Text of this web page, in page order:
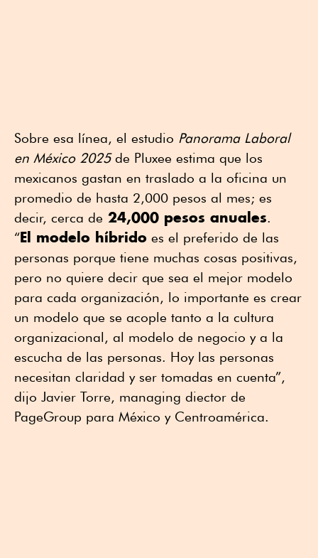
Sobre esa línea, el estudio Panorama Laboral
en México 2025de Pluxee estima que los
mexicanos gastan en traslado a la oficina un
promedio de hasta 2,000 pesos al mes; es
decir, cerca de 24,000 pesos anuales.
“El modelo híbrido es el preferido de las
personas porque tiene muchas cosas positivas,
pero no quiere decir que sea el mejor modelo
para cada organización, lo importante es crear
un modelo que se acople tanto a la cultura
organizacional, al modelo de negocio y a la
escucha de las personas. Hoy las personas
necesitan claridad y ser tomadas en cuenta”,
dijo Javier Torre, managing diector de
PageGroup para México y Centroamérica.